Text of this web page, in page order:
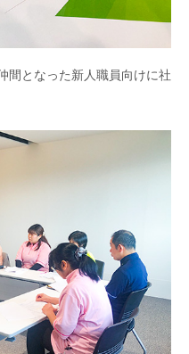
間となった新人職員向けに社